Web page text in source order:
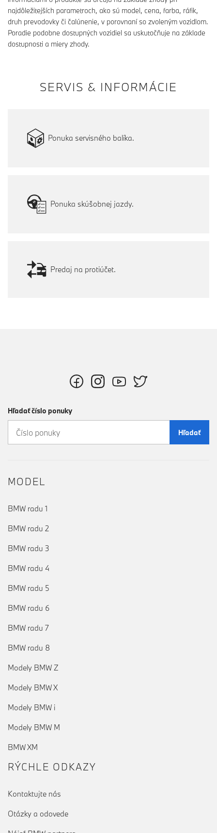
najdôležitejších parametroch, ako sú model, cena, farba, ráfik,
druh prevodovky či čalúnenie, v porovnaní so zvoleným vozidlom.
Poradie podobne dostupných vozidiel sa uskutočňuje na základe
dostupnosti a miery zhody.
SERVIS & INFORMÁCIE
Ponuka servisného balíka.
Ponuka skúšobnej jazdy.
Predaj na protiúčet.
Hľadať číslo ponuky
Hľadať
MODEL
BMW radu 1
BMW radu 2
BMW radu 3
BMW radu 4
BMW radu 5
BMW radu 6
BMW radu 7
BMW radu 8
Modely BMW Z
Modely BMW X
Modely BMW i
Modely BMW M
BMW XM
RÝCHLE ODKAZY
Kontaktujte nás
Otázky a odovede